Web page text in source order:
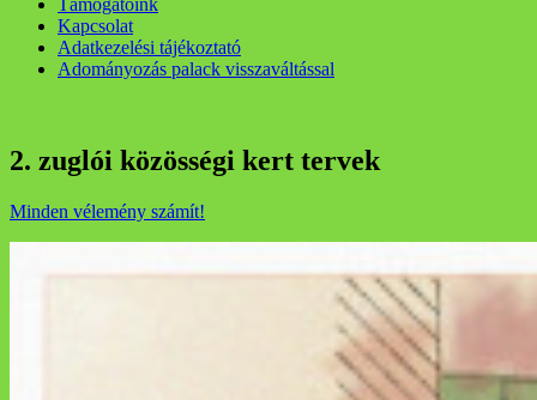
Kapcsolat
Adatkezelési tájékoztató
Adományozás palack visszaváltással
2. zuglói közösségi kert tervek
Minden vélemény számít!